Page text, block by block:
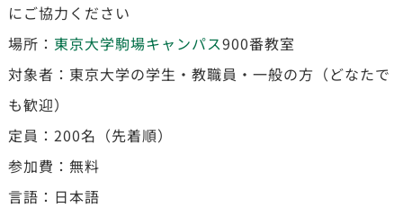
にご協力ください
場所： 東京大学駒場キャンパス900番教室
対象者：東京大学の学生・教職員・一般の方（どなたで
も歓迎）
定員：200名（先着順）
参加費：無料
言語：日本語